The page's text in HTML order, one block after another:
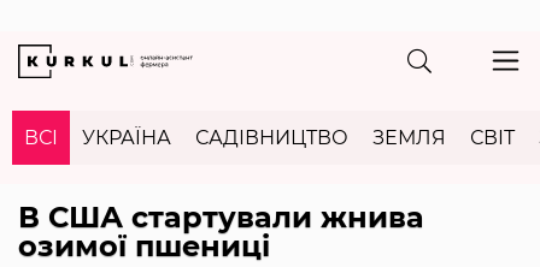
ВСІ УКРАЇНА САДІВНИЦТВО ЗЕМЛЯ СВІТ
В США стартували жнива
озимої пшениці